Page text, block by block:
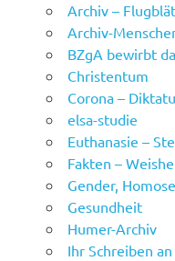
Archiv –
Archiv-
BZgA bewirbt
Christentum
Corona –
elsa-studie
Euthanasie –
Fakten –
Gender,
Gesundheit
Humer-Archiv
Ihr Schreiben